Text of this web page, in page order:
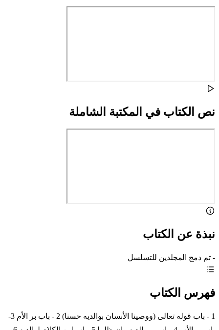
نص الكتاب في المكتبة الشاملة
نبذة عن الكتاب
- تم دمج المجلدين للتسلسل
فهرس الكتاب
1 - باب قوله تعالى (ووصينا الأنسان بوالديه حسنا) 2 - باب بر الأم 3-